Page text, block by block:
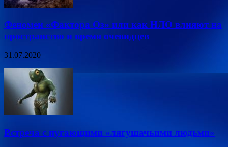
Феномен «Фактора Оз» или как НЛО влияют на
пространство и время очевидцев
31.07.2020
Встреча с пугающими «лягушачьими людьми»